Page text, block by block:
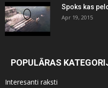
Spoks kas
Apr 19, 2015
POPULĀRAS
Interesanti raksti